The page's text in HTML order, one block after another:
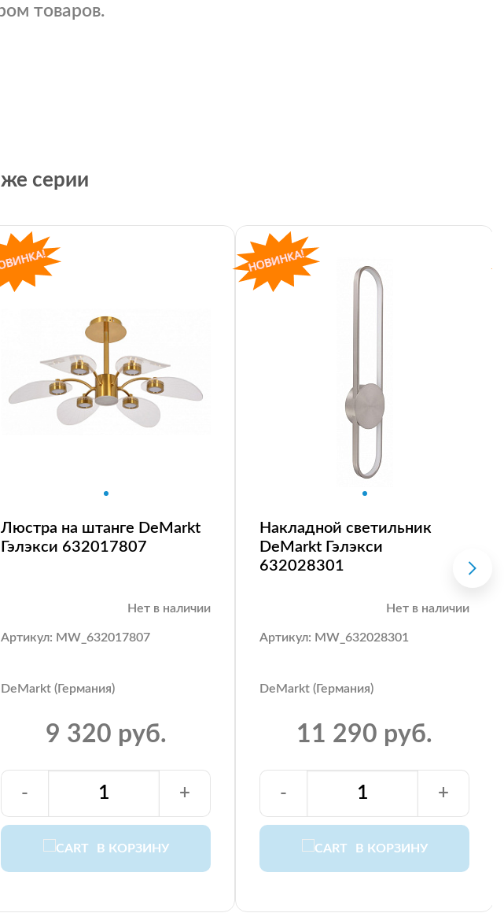
товаров.
серии
Люстра на штанге DeMarkt
Гэлэкси 632017807
Нет в наличии
Артикул: MW_632017807
DeMarkt (Германия)
9 320 руб.
В КОРЗИНУ
- +
Накладной светильник
DeMarkt Гэлэкси
632028301
Нет в наличии
Артикул: MW_632028301
DeMarkt (Германия)
11 290 руб.
В КОРЗИНУ
- +